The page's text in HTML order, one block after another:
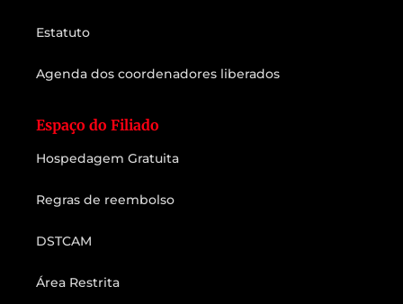
Estatuto
Agenda dos coordenadores liberados
Espaço do Filiado
Hospedagem Gratuita
Regras de reembolso
DSTCAM
Área Restrita